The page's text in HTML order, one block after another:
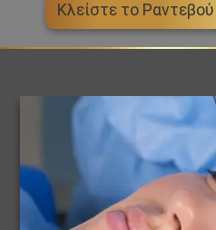
Κλείστε το